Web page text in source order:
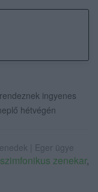
ingyenes
hétvégén
| Eger ügye
zenekar,